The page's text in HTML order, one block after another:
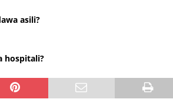
asili?
hospitali?